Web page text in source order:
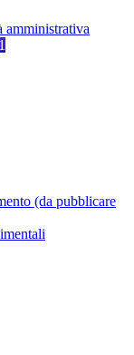
amministrativa
1
(da pubblicare